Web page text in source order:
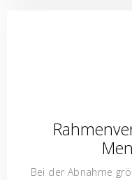
Bei der Abnahme